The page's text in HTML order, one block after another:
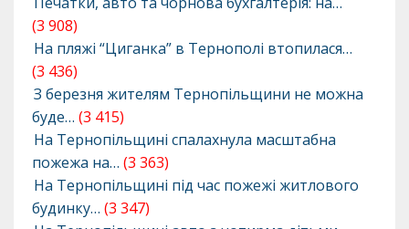
(3 908)
На пляжі “Циганка” в Тернополі втопилася…
(3 436)
З березня жителям Тернопільщини не можна
буде… (3 415)
На Тернопільщині спалахнула масштабна
пожежа на… (3 363)
На Тернопільщині під час пожежі житлового
будинку… (3 347)